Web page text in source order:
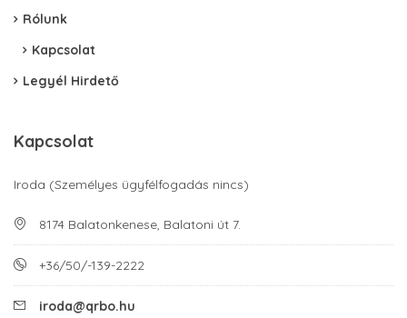
Rólunk
Kapcsolat
Legyél Hirdető
Kapcsolat
Iroda (Személyes ügyfélfogadás nincs)
8174 Balatonkenese, Balatoni út 7.
+36/50/-139-2222
iroda@qrbo.hu